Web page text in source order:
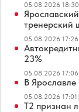
05.08.2026 18:30
тренерский
05.08.2026 17:26
23%
05.08.2026 17:06
В Ярославле
05.08.2026 17:01|
Т2 признан